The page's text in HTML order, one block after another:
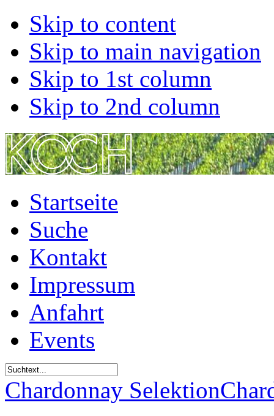
Skip to content
Skip to main navigation
Skip to 1st column
Skip to 2nd column
Startseite
Suche
Kontakt
Impressum
Anfahrt
Events
Chardonnay Selektion